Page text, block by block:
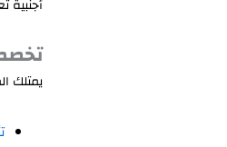
أجنبية
يمتلك